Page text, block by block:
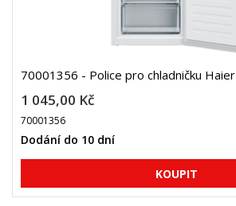
70001356 - Police pro chladničku Haier
1 045,00 Kč
70001356
Dodání do 10 dní